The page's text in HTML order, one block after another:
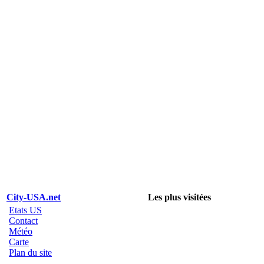
City-USA.net
Les plus visitées
Etats US
Contact
Météo
Carte
Plan du site